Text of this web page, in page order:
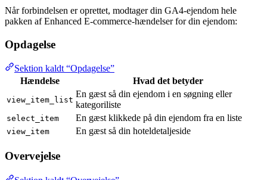
Når forbindelsen er oprettet, modtager din GA4-ejendom hele
pakken af Enhanced E-commerce-hændelser for din ejendom:
Opdagelse
Sektion kaldt “Opdagelse”
Hændelse
Hvad det betyder
view_item_list
En gæst så din ejendom i en søgning eller
kategoriliste
select_item En gæst klikkede på din ejendom fra en liste
view_item En gæst så din hoteldetaljeside
Overvejelse